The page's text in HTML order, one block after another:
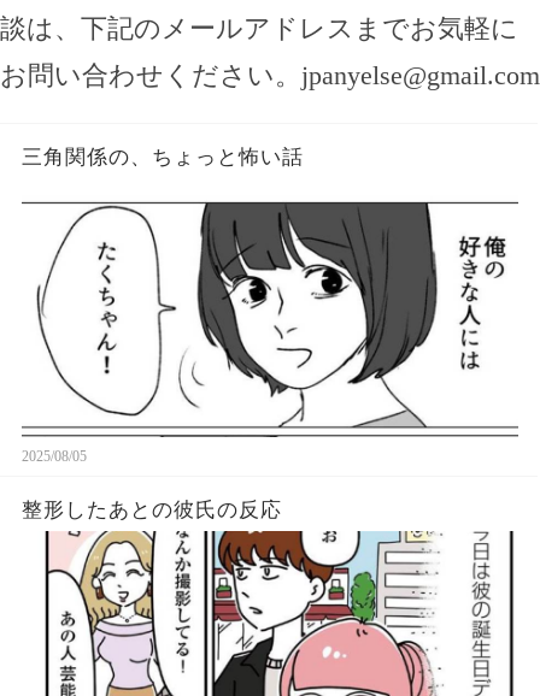
談は、下記のメールアドレスまでお気軽に
お問い合わせください。 jpanyelse@gmail.com
三角関係の、ちょっと怖い話
2025/08/05
整形したあとの彼氏の反応